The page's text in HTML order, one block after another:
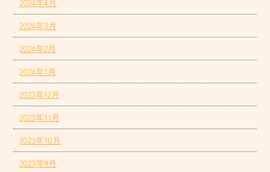
2024年3月
2024年2月
2024年1月
2023年12月
2023年11月
2023年10月
2023年9月